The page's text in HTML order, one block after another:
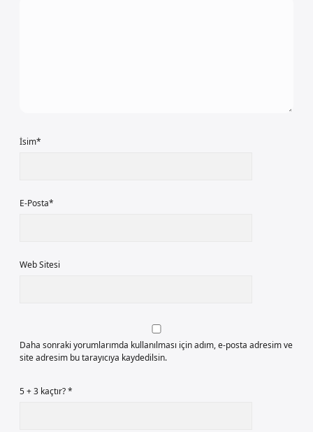
İsim*
E-Posta*
Web Sitesi
Daha sonraki yorumlarımda kullanılması için adım, e-posta adresim ve
site adresim bu tarayıcıya kaydedilsin.
5 + 3 kaçtır?*